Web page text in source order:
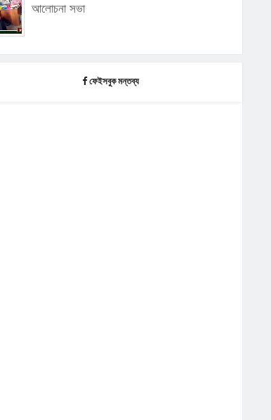
আলোচনা সভা
ফেইসবুক মন্তব্য